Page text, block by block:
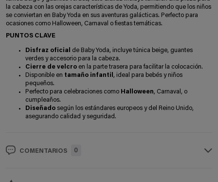
la cabeza con las orejas características de Yoda, permitiendo que los niños
se conviertan en Baby Yoda en sus aventuras galácticas. Perfecto para
ocasiones como Halloween, Carnaval o fiestas temáticas.
PUNTOS CLAVE
Disfraz oficial
de Baby Yoda, incluye túnica beige, guantes
verdes y accesorio para la cabeza.
Cierre de velcro en la parte trasera para facilitar la colocación.
Disponible en tamaño infantil , ideal para bebés y niños
pequeños.
Perfecto para celebraciones como Halloween, Carnaval, o
cumpleaños.
Diseñado según los estándares europeos y del Reino Unido,
asegurando calidad y seguridad.
COMENTARIOS 0